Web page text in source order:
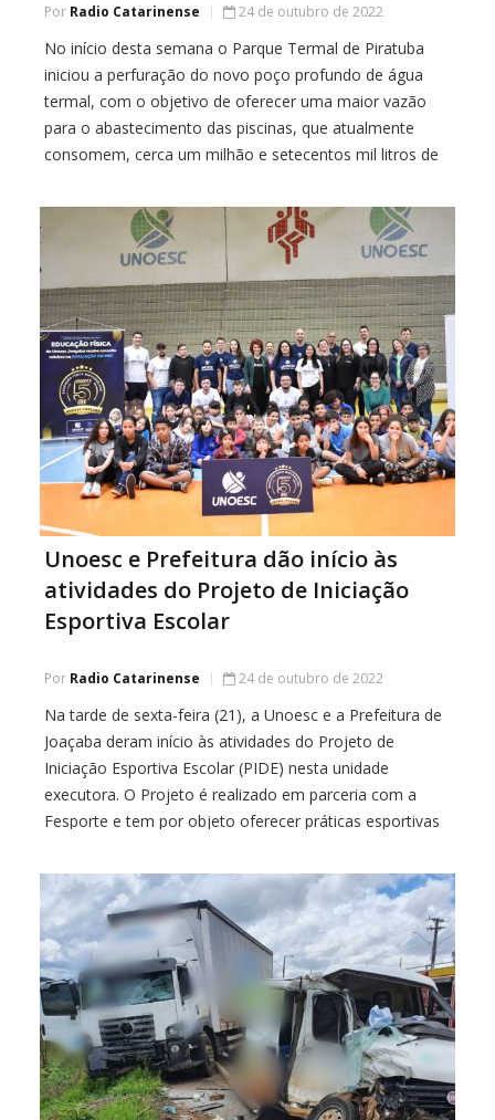
Por Radio Catarinense 24 de outubro de 2022
No início desta semana o Parque Termal de Piratuba
iniciou a perfuração do novo poço profundo de água
termal, com o objetivo de oferecer uma maior vazão
para o abastecimento das piscinas, que atualmente
consomem, cerca um milhão e setecentos mil litros de
de R$ 3 milhões, visa atender […]
Unoesc e Prefeitura dão início às
atividades do Projeto de Iniciação
Esportiva Escolar
Por Radio Catarinense 24 de outubro de 2022
Na tarde de sexta-feira (21), a Unoesc e a Prefeitura de
Joaçaba deram início às atividades do Projeto de
Iniciação Esportiva Escolar (PIDE) nesta unidade
executora. O Projeto é realizado em parceria com a
Fesporte e tem por objeto oferecer práticas esportivas
10 a 16 anos, […]